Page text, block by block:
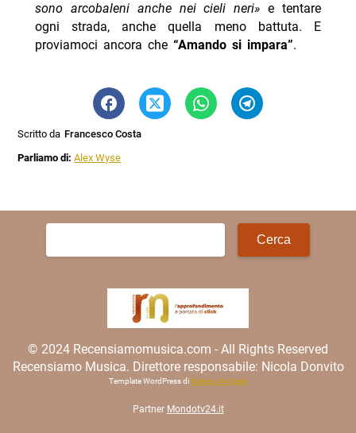
sono arcobaleni anche nei cieli neri»e tentare
ogni strada, anche quella meno battuta. E
proviamoci ancora che“Amando si impara”.
Scritto da Francesco Costa
Parliamo di:Alex Wyse
Ricerca
© 2024 Recensiamomusica.com - All Rights Reserved
Recensiamo Musica. Direttore responsabile: Nicola Donvito
Template WordPress di Matteo Morreale
Partner Mondotv24.it